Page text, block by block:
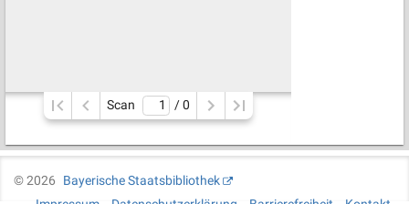
Scan / 0
©2026
Bayerische Staatsbibliothek